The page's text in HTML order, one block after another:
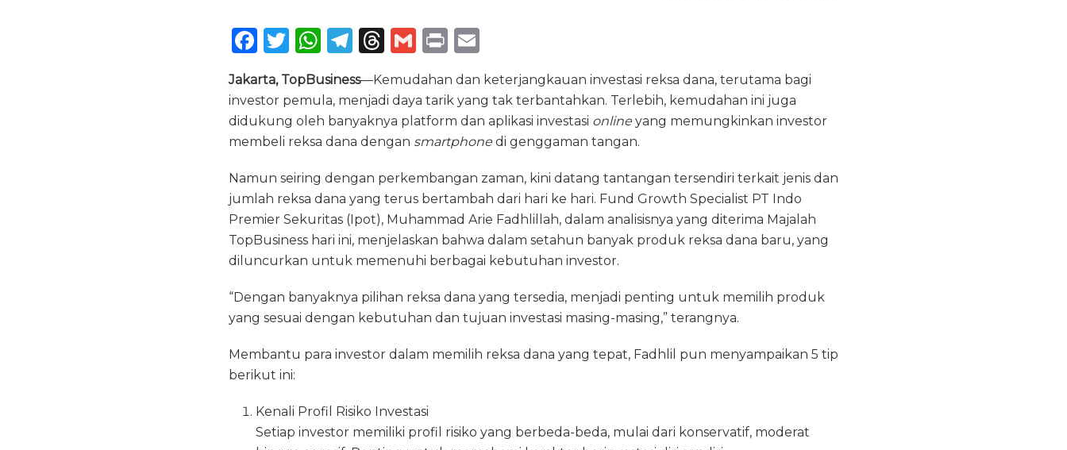
F
c
e
b
o
k
T
it
te
r
W
h
a
ts
A
p
p
T
e
g
ra
T
re
a
d
G
ai
l
P
n
t
ai
l
Jakarta, TopBusiness—Kemudahan dan keterjangkauan investasi reksa dana, terutama bagi
investor pemula, menjadi daya tarik yang tak terbantahkan. Terlebih, kemudahan ini juga
didukung oleh banyaknya platform dan aplikasi investasi online yang memungkinkan investor
membeli reksa dana dengan smartphone di genggaman tangan.
Namun seiring dengan perkembangan zaman, kini datang tantangan tersendiri terkait jenis dan
jumlah reksa dana yang terus bertambah dari hari ke hari. Fund Growth Specialist PT Indo
Premier Sekuritas (Ipot), Muhammad Arie Fadhlillah, dalam analisisnya yang diterima Majalah
TopBusiness hari ini, menjelaskan bahwa dalam setahun banyak produk reksa dana baru, yang
diluncurkan untuk memenuhi berbagai kebutuhan investor.
“Dengan banyaknya pilihan reksa dana yang tersedia, menjadi penting untuk memilih produk
yang sesuai dengan kebutuhan dan tujuan investasi masing-masing,” terangnya.
Membantu para investor dalam memilih reksa dana yang tepat, Fadhlil pun menyampaikan 5 tip
berikut ini:
Kenali Profil Risiko Investasi
Setiap investor memiliki profil risiko yang berbeda-beda, mulai dari konservatif, moderat